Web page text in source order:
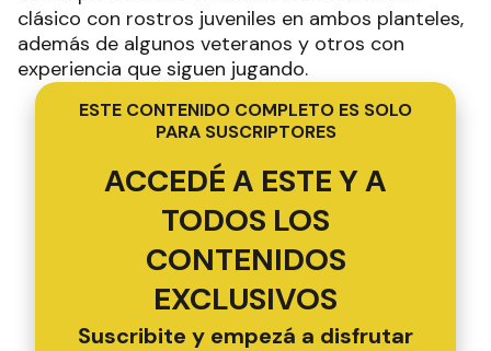
clásico con rostros juveniles en ambos planteles,
además de algunos veteranos y otros con
experiencia que siguen jugando.
ESTE CONTENIDO COMPLETO ES SOLO
PARA SUSCRIPTORES
ACCEDÉ A ESTE Y A
TODOS LOS
CONTENIDOS
EXCLUSIVOS
Suscribite y empezá a disfrutar